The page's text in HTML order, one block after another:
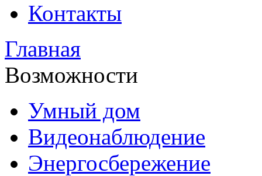
Контакты
Главная
Возможности
Умный дом
Видеонаблюдение
Энергосбережение